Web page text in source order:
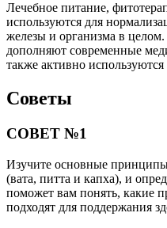
Лечебное питание,
используются для
железы и организма в
дополняют современные
также активно
Советы
СОВЕТ №1
Изучите основные
(вата, питта и капха), и
поможет вам понять, какие
подходят для поддержания